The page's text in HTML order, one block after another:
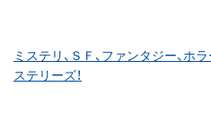
ミステリ、ＳＦ、ファンタジー、
ステリーズ！